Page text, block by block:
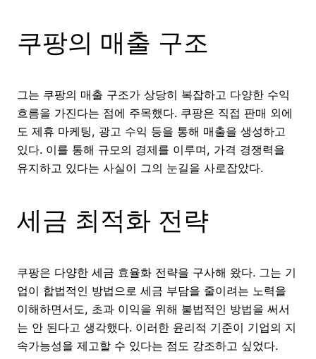
쿠팡의 매출 구조
그는 쿠팡의 매출 구조가 상당히 복잡하고 다양한 수익
흐름을 가진다는 점에 주목했다. 쿠팡은 직접 판매 외에
도 제휴 마케팅, 광고 수익 등을 통해 매출을 생성하고
있다. 이를 통해 규모의 경제를 이루며, 가격 경쟁력을
유지하고 있다는 사실이 그의 눈길을 사로잡았다.
세금 최적화 전략
쿠팡은 다양한 세금 효율화 전략을 구사해 왔다. 그는 기
업이 합법적인 방법으로 세금 부담을 줄이려는 노력을
이해하면서도, 초과 이익을 위해 불법적인 방법을 써서
는 안 된다고 생각했다. 이러한 윤리적 기준이 기업의 지
속가능성을 제고할 수 있다는 점도 강조하고 싶었다.